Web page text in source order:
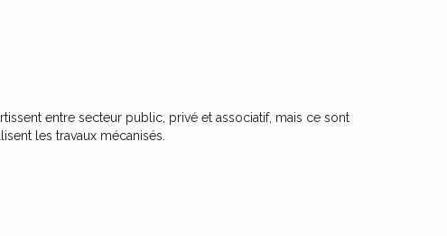
entre secteur public, privé et associatif, mais ce sont
les travaux mécanisés.